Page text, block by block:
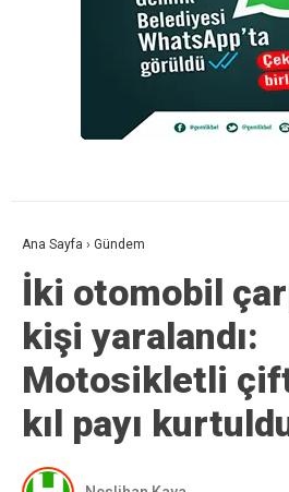
Ana Sayfa › Gündem
İki otomobil
kişi yaralandı:
Motosikletli
kıl payı